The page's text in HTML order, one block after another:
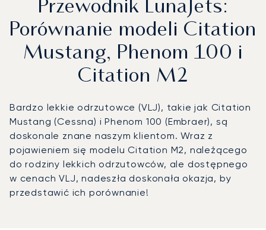
Przewodnik LunaJets:
Porównanie modeli Citation
Mustang, Phenom 100 i
Citation M2
Bardzo lekkie odrzutowce (VLJ), takie jak Citation
Mustang (Cessna) i Phenom 100 (Embraer), są
doskonale znane naszym klientom. Wraz z
pojawieniem się modelu Citation M2, należącego
do rodziny lekkich odrzutowców, ale dostępnego
w cenach VLJ, nadeszła doskonała okazja, by
przedstawić ich porównanie!